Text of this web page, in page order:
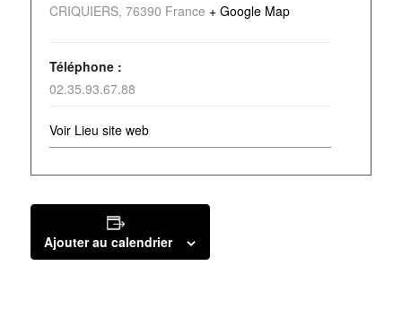
CRIQUIERS, 76390 France + Google Map
Téléphone :
02.35.93.67.88
Voir Lieu site web
Ajouter au calendrier